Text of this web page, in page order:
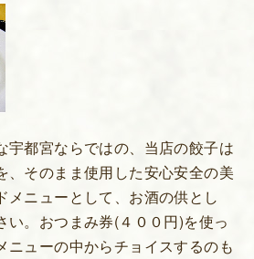
宇都宮ならではの、当店の餃子は
、そのまま使用した安心安全の美
メニューとして、お酒の供とし
い。おつまみ券(４００円)を使っ
ニューの中からチョイスするのも